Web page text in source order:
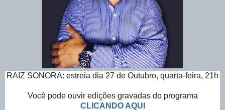
RAIZ SONORA: estreia dia 27 de Outubro, quarta-feira, 21h
Você pode ouvir edições gravadas do programa
CLICANDO AQUI